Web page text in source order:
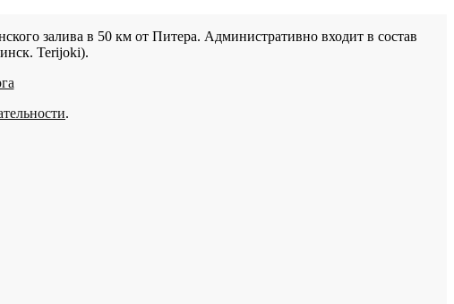
залива в 50 км от Питера. Административно входит в состав
Terijoki).
.